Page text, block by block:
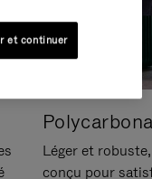
Léger et
conçu pour
et continuer